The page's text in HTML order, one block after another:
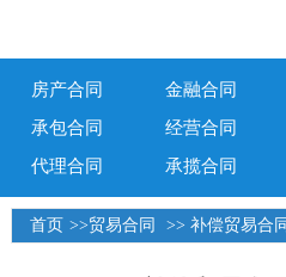
房产合同 金融合同
承包合同
经营合同
代理合同
承揽合同
首页 >>贸易合同 >> 补偿贸易合